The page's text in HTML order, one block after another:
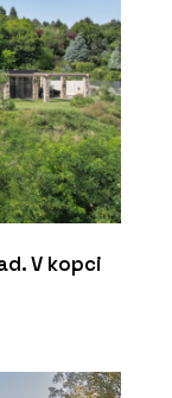
V kopci